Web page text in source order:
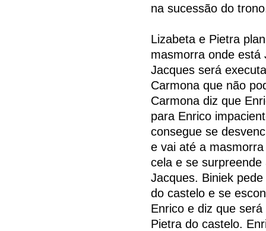
na sucessão do
Lizabeta e Pietra
masmorra onde está
Jacques será
Carmona que não
Carmona diz que
para Enrico
consegue se
e vai até a
cela e se
Jacques. Biniek
do castelo e se
Enrico e diz que
Pietra do castelo.